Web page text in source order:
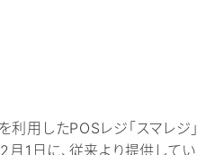
利用したPOSレジ「スマレ
1日に、従来より提供して